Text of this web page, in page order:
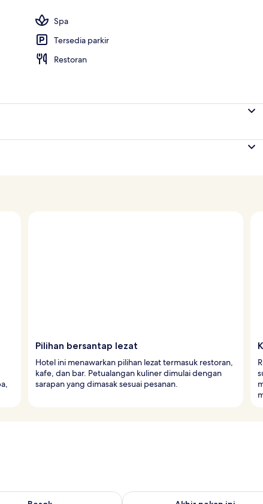
Spa
Tersedia parkir
Restoran
Pilihan bersantap lezat
Hotel ini menawarkan pilihan lezat termasuk restoran,
kafe, dan bar. Petualangan kuliner dimulai dengan
sarapan yang dimasak sesuai pesanan.
untuk besok Agu 9 - Agu 10Periksa ketersediaan untuk akhir